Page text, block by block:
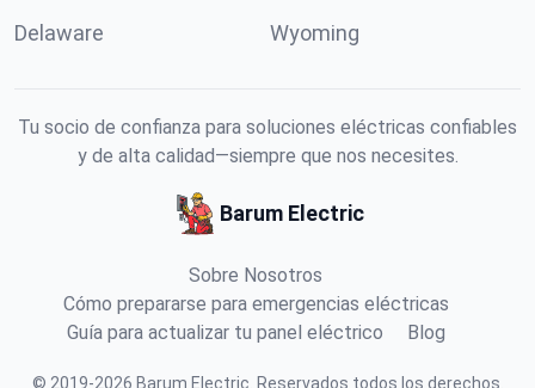
Delaware Wyoming
Tu socio de confianza para soluciones eléctricas confiables
y de alta calidad—siempre que nos necesites.
Barum Electric
Sobre Nosotros
Cómo prepararse para emergencias eléctricas
Guía para actualizar tu panel eléctrico
Blog
© 2019-2026 Barum Electric Reservados todos los derechos.